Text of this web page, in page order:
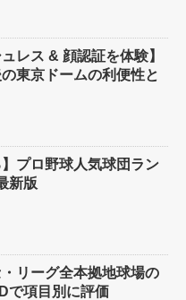
レス & 顔認証を体験】
東京ドームの利便性と
】プロ野球人気球団ラン
新版
・リーグ全本拠地球場の
で項目別に評価